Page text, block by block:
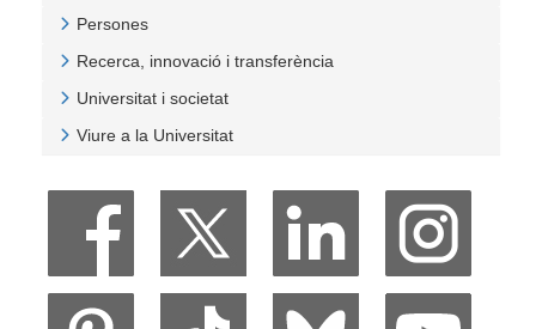
Persones
Recerca, innovació i transferència
Universitat i societat
Viure a la Universitat